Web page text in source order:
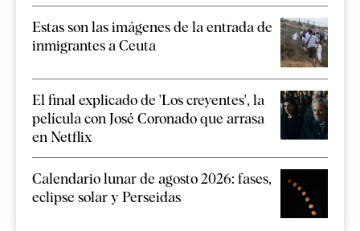
Estas son las imágenes de la entrada de
inmigrantes a Ceuta
El final explicado de 'Los creyentes', la
película con José Coronado que arrasa
en Netflix
Calendario lunar de agosto 2026: fases,
eclipse solar y Perseidas